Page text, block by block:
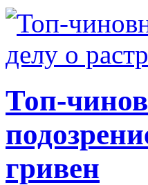
Топ-
гривен